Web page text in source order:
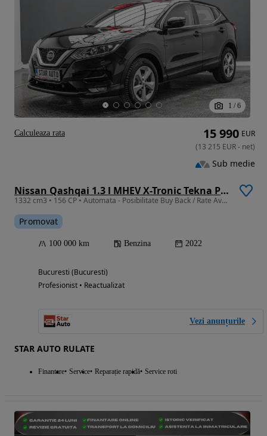
1 / 6
Nissan Qashqai 1.3 l MHEV X-Tronic Tekna Plus
1332 cm3 • 156 CP • Automata - Posibilitate Buy Back / Rate Avans 0% / Garantie 36 Luni
Promovat
100 000 km Benzina 2022
Bucuresti (Bucuresti)
Profesionist • Reactualizat
Vezi anunțurile
STAR AUTO RULATE
Finantare Service Reparație rapidă Service roti
15 990 EUR
(13 215 EUR- net)
Sub medie
Calculeaza rata